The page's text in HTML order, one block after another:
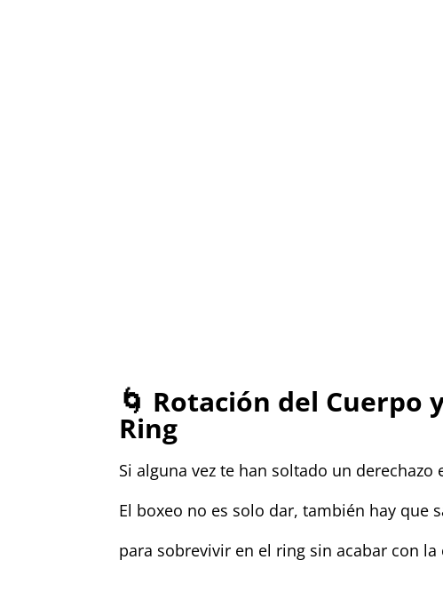
🌀 Rotación del Cuerpo
Ring
Si alguna vez te han soltado un
El boxeo no es solo dar, también hay que
para sobrevivir en el ring sin acabar con